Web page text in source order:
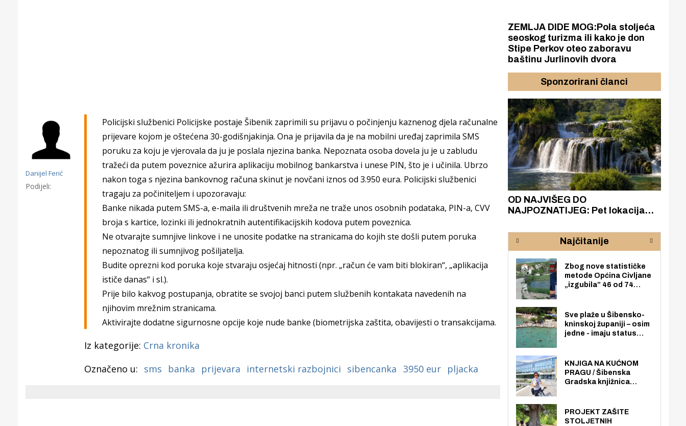
Danijel Ferić
Podijeli:
Policijski službenici Policijske postaje Šibenik zaprimili su prijavu o počinjenju kaznenog djela računalne
prijevare kojom je oštećena 30-godišnjakinja. Ona je prijavila da je na mobilni uređaj zaprimila SMS
poruku za koju je vjerovala da ju je poslala njezina banka. Nepoznata osoba dovela ju je u zabludu
tražeći da putem poveznice ažurira aplikaciju mobilnog bankarstva i unese PIN, što je i učinila. Ubrzo
nakon toga s njezina bankovnog računa skinut je novčani iznos od 3.950 eura. Policijski službenici
tragaju za počiniteljem i upozoravaju:
Banke nikada putem SMS-a, e-maila ili društvenih mreža ne traže unos osobnih podataka, PIN-a, CVV
broja s kartice, lozinki ili jednokratnih autentifikacijskih kodova putem poveznica.
Ne otvarajte sumnjive linkove i ne unosite podatke na stranicama do kojih ste došli putem poruka
nepoznatog ili sumnjivog pošiljatelja.
Budite oprezni kod poruka koje stvaraju osjećaj hitnosti (npr. „račun će vam biti blokiran“, „aplikacija
ističe danas“ i sl.).
Prije bilo kakvog postupanja, obratite se svojoj banci putem službenih kontakata navedenih na
njihovim mrežnim stranicama.
Aktivirajte dodatne sigurnosne opcije koje nude banke (biometrijska zaštita, obavijesti o transakcijama.
Iz kategorije: Crna kronika
Označeno u: sms banka prijevara internetski razbojnici sibencanka 3950 eur pljacka
ZEMLJA DIDE MOG:Pola stoljeća
seoskog turizma ili kako je don
Stipe Perkov oteo zaboravu
baštinu Jurlinovih dvora
Sponzorirani članci
Gornji tok Krke iz prve ruke -
Otkrijte hostel Titius u
edukativnom kampusu NP Krka u
Puljanima
električnih autobusa: izgrađeno
12 punionica na kolodvoru
OD NAJVIŠEG DO
NAJPOZNATIJEG: Pet lokacija
rijeke Krke
Najčitanije
Zbog nove statističke
metode Općina Civljane
„izgubila” 46 od 74
nego radno sposobnih
osoba među svojih 170
stanovnika.
Sve plaže u Šibensko-
kninskoj županiji – osim
jedne - imaju status
općoj upotrebi. Pristup
je slobodan i besplatan
za sve građane i
KNJIGA NA KUĆNOM
PRAGU / Šibenska
Gradska knjižnica
knjiga na kućnu adresu
električnim biciklom.
PROJEKT ZAŠITE
STOLJETNIH